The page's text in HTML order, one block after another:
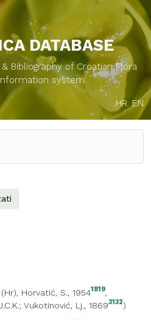
DATABASE
Bibliography of Croatian Flora
system
HR EN
, Horvatić, S., 19541819,
Vukotinović, Lj., 18693132)